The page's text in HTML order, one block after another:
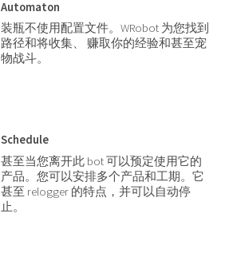
Automaton
装瓶不使用配置文件。WRobot 为您找到
路径和将收集、 赚取你的经验和甚至宠
物战斗。
Schedule
甚至当您离开此 bot 可以预定使用它的
产品。您可以安排多个产品和工期。它
甚至 relogger 的特点，并可以自动停
止。